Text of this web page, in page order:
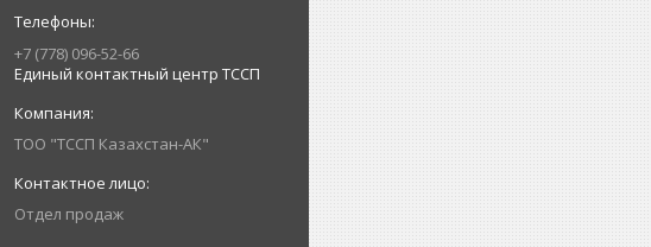
+7 (778) 096-52-66
Единый контактный центр ТССП
ТОО "ТССП Казахстан-АК"
Отдел продаж